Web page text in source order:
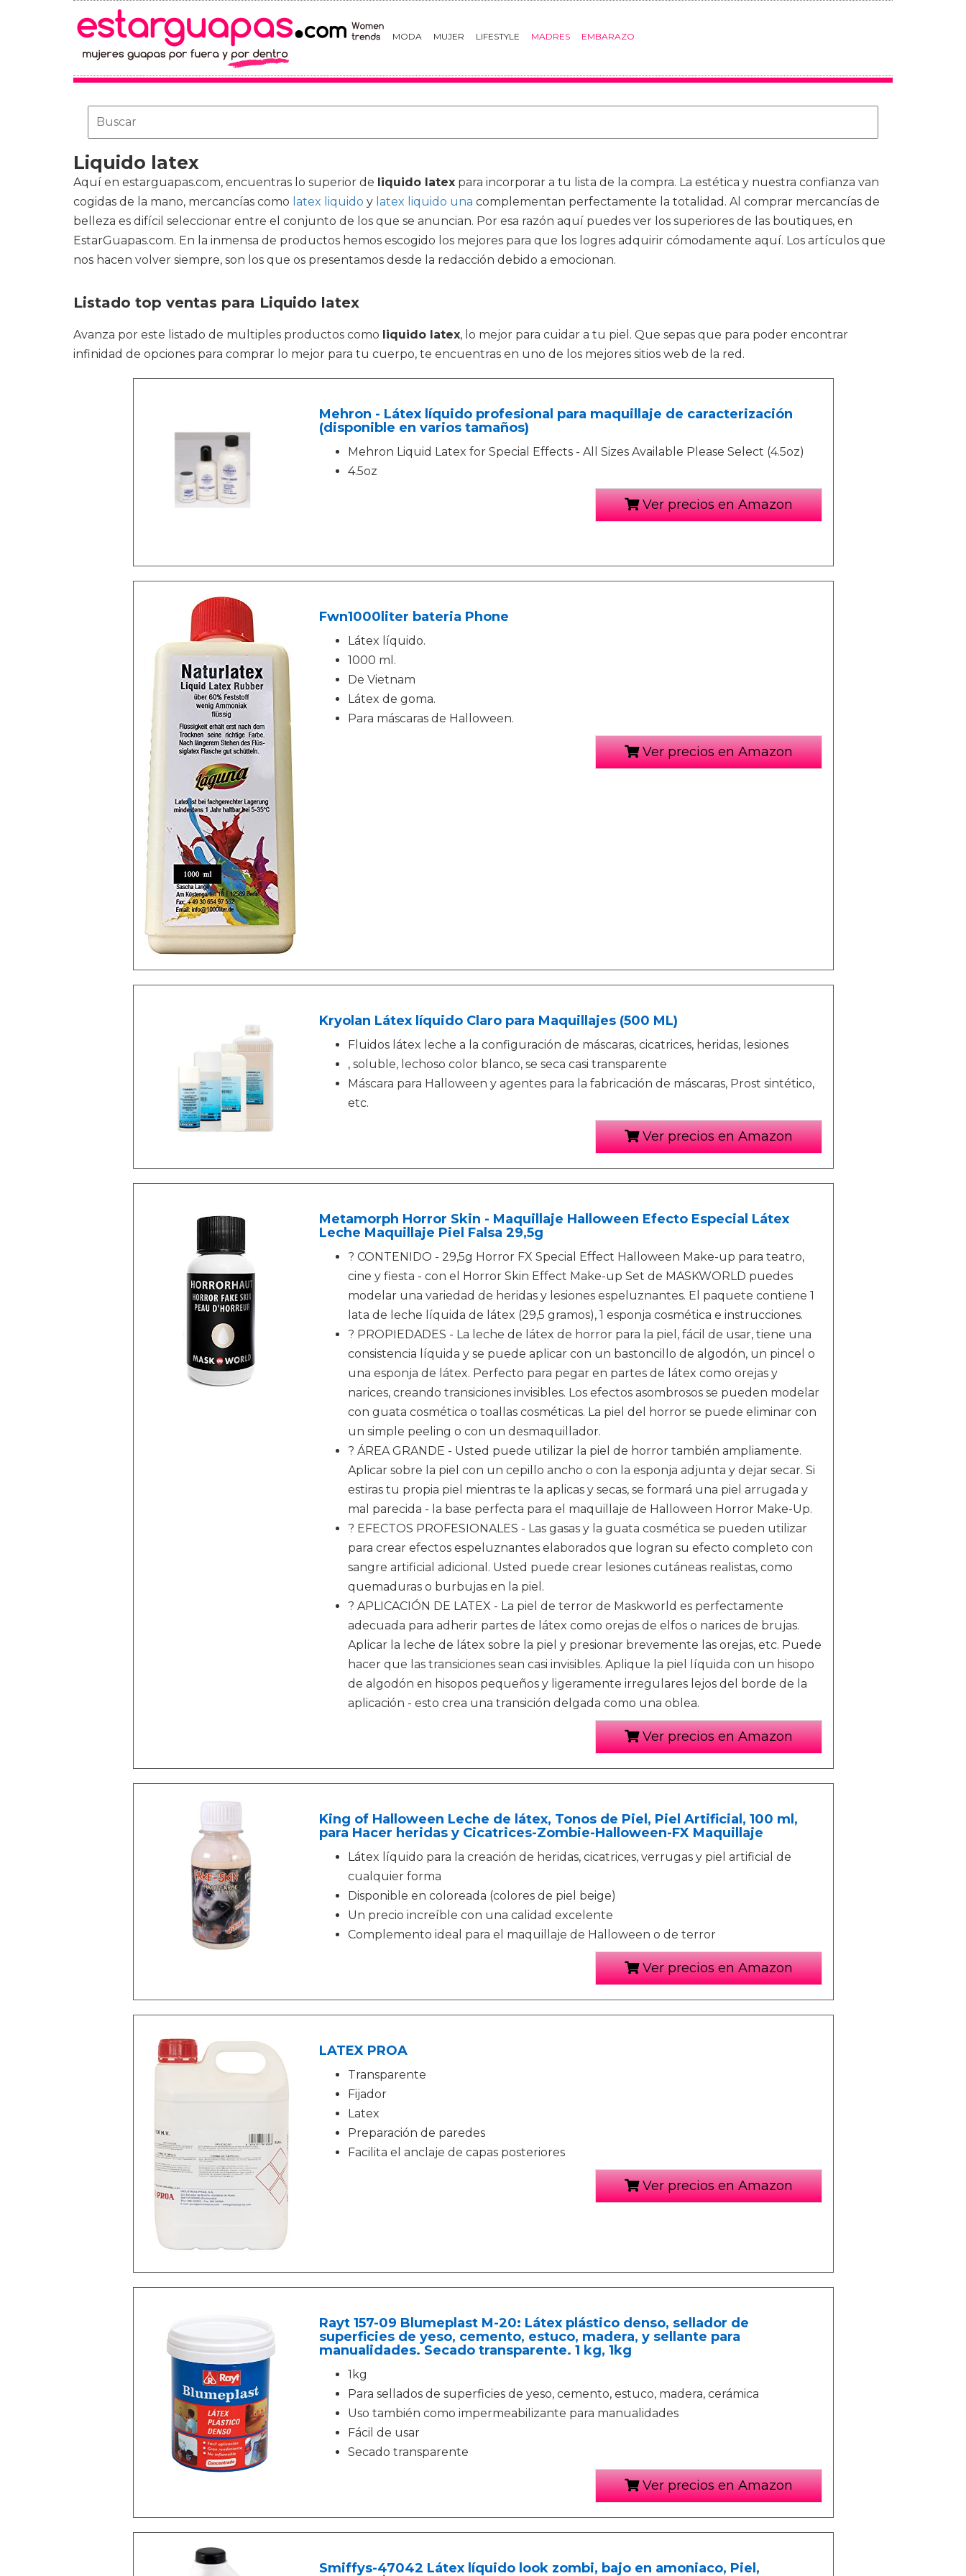
MODA MUJER LIFESTYLE MADRES EMBARAZO
Liquido latex
Aquí en estarguapas.com, encuentras lo superior de liquido latex para incorporar a tu lista de la compra. La estética y nuestra confianza van
cogidas de la mano, mercancías como latex liquido y latex liquido una complementan perfectamente la totalidad. Al comprar mercancías de
belleza es difícil seleccionar entre el conjunto de los que se anuncian. Por esa razón aquí puedes ver los superiores de las boutiques, en
EstarGuapas.com. En la inmensa de productos hemos escogido los mejores para que los logres adquirir cómodamente aquí. Los artículos que
nos hacen volver siempre, son los que os presentamos desde la redacción debido a emocionan.
Listado top ventas para Liquido latex
Avanza por este listado de multiples productos como liquido latex, lo mejor para cuidar a tu piel. Que sepas que para poder encontrar
infinidad de opciones para comprar lo mejor para tu cuerpo, te encuentras en uno de los mejores sitios web de la red.
Mehron - Látex líquido profesional para maquillaje de caracterización
(disponible en varios tamaños)
Mehron Liquid Latex for Special Effects - All Sizes Available Please Select (4.5oz)
4.5oz
Ver precios en Amazon
Fwn1000liter bateria Phone
Látex líquido.
1000 ml.
De Vietnam
Látex de goma.
Para máscaras de Halloween.
Ver precios en Amazon
Kryolan Látex líquido Claro para Maquillajes (500 ML)
Fluidos látex leche a la configuración de máscaras, cicatrices, heridas, lesiones
, soluble, lechoso color blanco, se seca casi transparente
Máscara para Halloween y agentes para la fabricación de máscaras, Prost sintético,
etc.
Ver precios en Amazon
Metamorph Horror Skin - Maquillaje Halloween Efecto Especial Látex
Leche Maquillaje Piel Falsa 29,5g
? CONTENIDO - 29,5g Horror FX Special Effect Halloween Make-up para teatro,
cine y fiesta - con el Horror Skin Effect Make-up Set de MASKWORLD puedes
modelar una variedad de heridas y lesiones espeluznantes. El paquete contiene 1
lata de leche líquida de látex (29,5 gramos), 1 esponja cosmética e instrucciones.
? PROPIEDADES - La leche de látex de horror para la piel, fácil de usar, tiene una
consistencia líquida y se puede aplicar con un bastoncillo de algodón, un pincel o
una esponja de látex. Perfecto para pegar en partes de látex como orejas y
narices, creando transiciones invisibles. Los efectos asombrosos se pueden modelar
con guata cosmética o toallas cosméticas. La piel del horror se puede eliminar con
un simple peeling o con un desmaquillador.
? ÁREA GRANDE - Usted puede utilizar la piel de horror también ampliamente.
Aplicar sobre la piel con un cepillo ancho o con la esponja adjunta y dejar secar. Si
estiras tu propia piel mientras te la aplicas y secas, se formará una piel arrugada y
mal parecida - la base perfecta para el maquillaje de Halloween Horror Make-Up.
? EFECTOS PROFESIONALES - Las gasas y la guata cosmética se pueden utilizar
para crear efectos espeluznantes elaborados que logran su efecto completo con
sangre artificial adicional. Usted puede crear lesiones cutáneas realistas, como
quemaduras o burbujas en la piel.
? APLICACIÓN DE LATEX - La piel de terror de Maskworld es perfectamente
adecuada para adherir partes de látex como orejas de elfos o narices de brujas.
Aplicar la leche de látex sobre la piel y presionar brevemente las orejas, etc. Puede
hacer que las transiciones sean casi invisibles. Aplique la piel líquida con un hisopo
de algodón en hisopos pequeños y ligeramente irregulares lejos del borde de la
aplicación - esto crea una transición delgada como una oblea.
Ver precios en Amazon
King of Halloween Leche de látex, Tonos de Piel, Piel Artificial, 100 ml,
para Hacer heridas y Cicatrices-Zombie-Halloween-FX Maquillaje
Látex líquido para la creación de heridas, cicatrices, verrugas y piel artificial de
cualquier forma
Disponible en coloreada (colores de piel beige)
Un precio increíble con una calidad excelente
Complemento ideal para el maquillaje de Halloween o de terror
Ver precios en Amazon
LATEX PROA
Transparente
Fijador
Latex
Preparación de paredes
Facilita el anclaje de capas posteriores
Ver precios en Amazon
Rayt 157-09 Blumeplast M-20: Látex plástico denso, sellador de
superficies de yeso, cemento, estuco, madera, y sellante para
manualidades. Secado transparente. 1 kg, 1kg
1kg
Para sellados de superficies de yeso, cemento, estuco, madera, cerámica
Uso también como impermeabilizante para manualidades
Fácil de usar
Secado transparente
Ver precios en Amazon
Smiffys-47042 Látex líquido look zombi, bajo en amoniaco, Piel,